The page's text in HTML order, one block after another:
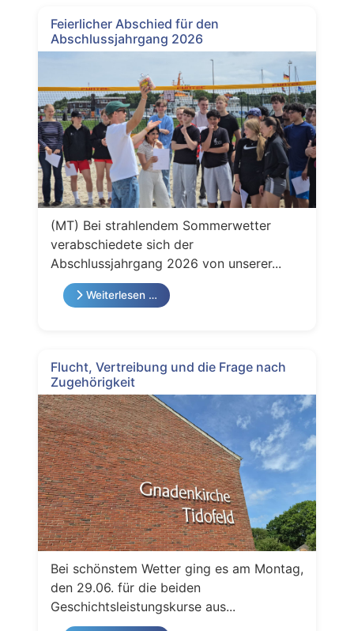
Feierlicher Abschied für den
Abschlussjahrgang 2026
(MT) Bei strahlendem Sommerwetter
verabschiedete sich der
Abschlussjahrgang 2026 von unserer...
Weiterlesen …
Flucht, Vertreibung und die Frage nach
Zugehörigkeit
Bei schönstem Wetter ging es am Montag,
den 29.06. für die beiden
Geschichtsleistungskurse aus...